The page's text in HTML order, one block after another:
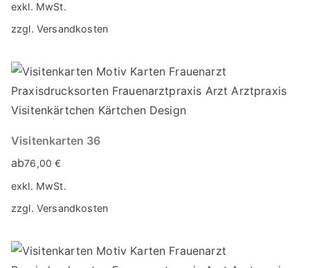
exkl. MwSt.
zzgl. Versandkosten
Visitenkarten 36
ab76,00€
exkl. MwSt.
zzgl. Versandkosten